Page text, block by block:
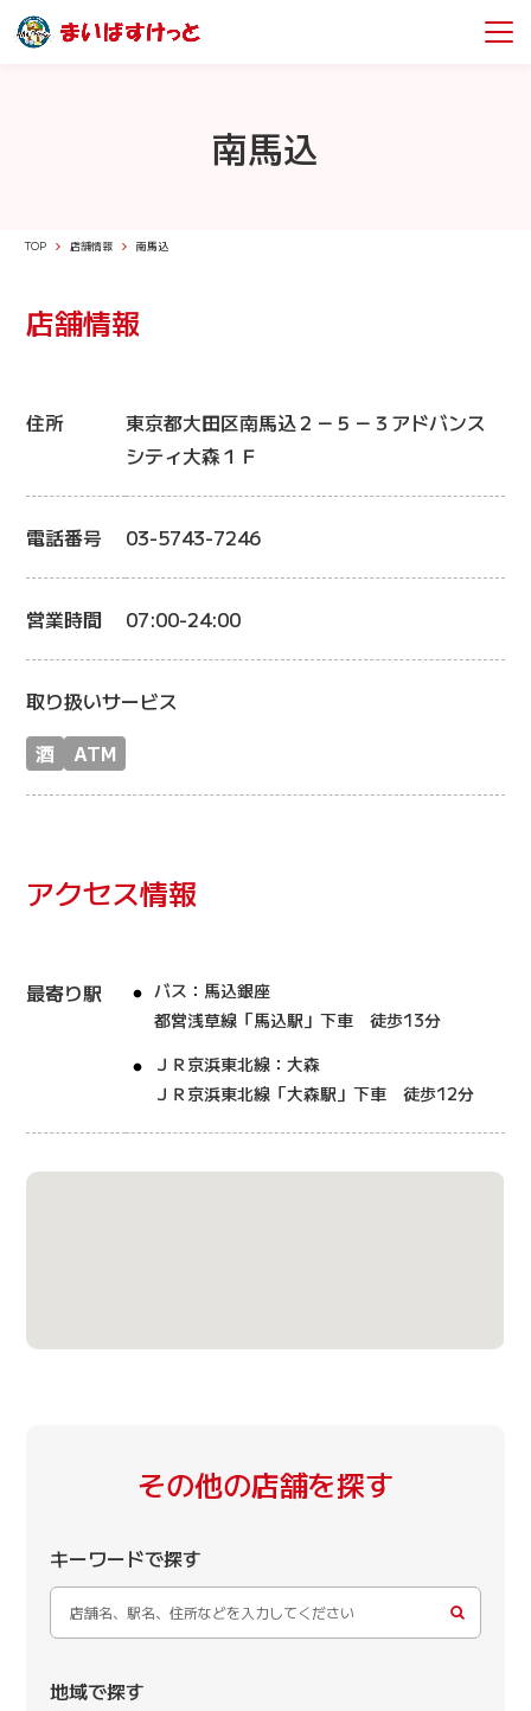
南馬込
TOP 店舗情報 南馬込
店舗情報
住所
東京都大田区南馬込２－５－３アドバンス
シティ大森１Ｆ
電話番号 03-5743-7246
営業時間 07:00-24:00
取り扱いサービス
酒
ATM
アクセス情報
最寄り駅
バス：馬込銀座
都営浅草線「馬込駅」下車 徒歩13分
ＪＲ京浜東北線：大森
ＪＲ京浜東北線「大森駅」下車 徒歩12分
その他の店舗を探す
キーワードで探す
地域で探す